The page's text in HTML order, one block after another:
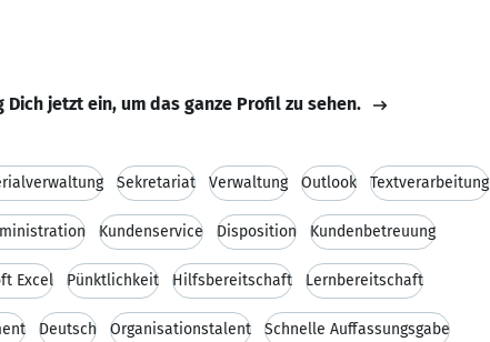
Dich jetzt ein, um das ganze Profil zu sehen.
Sekretariat Verwaltung Outlook Textverarbeitung
Kundenservice Disposition Kundenbetreuung
Excel Pünktlichkeit Hilfsbereitschaft Lernbereitschaft
Deutsch Organisationstalent Schnelle Auffassungsgabe